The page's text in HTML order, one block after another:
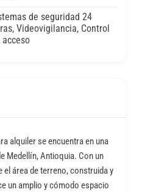
de seguridad 24
Videovigilancia, Control
acceso
alquiler se encuentra en una
Medellín, Antioquia. Con un
el área de terreno, construida y
un amplio y cómodo espacio